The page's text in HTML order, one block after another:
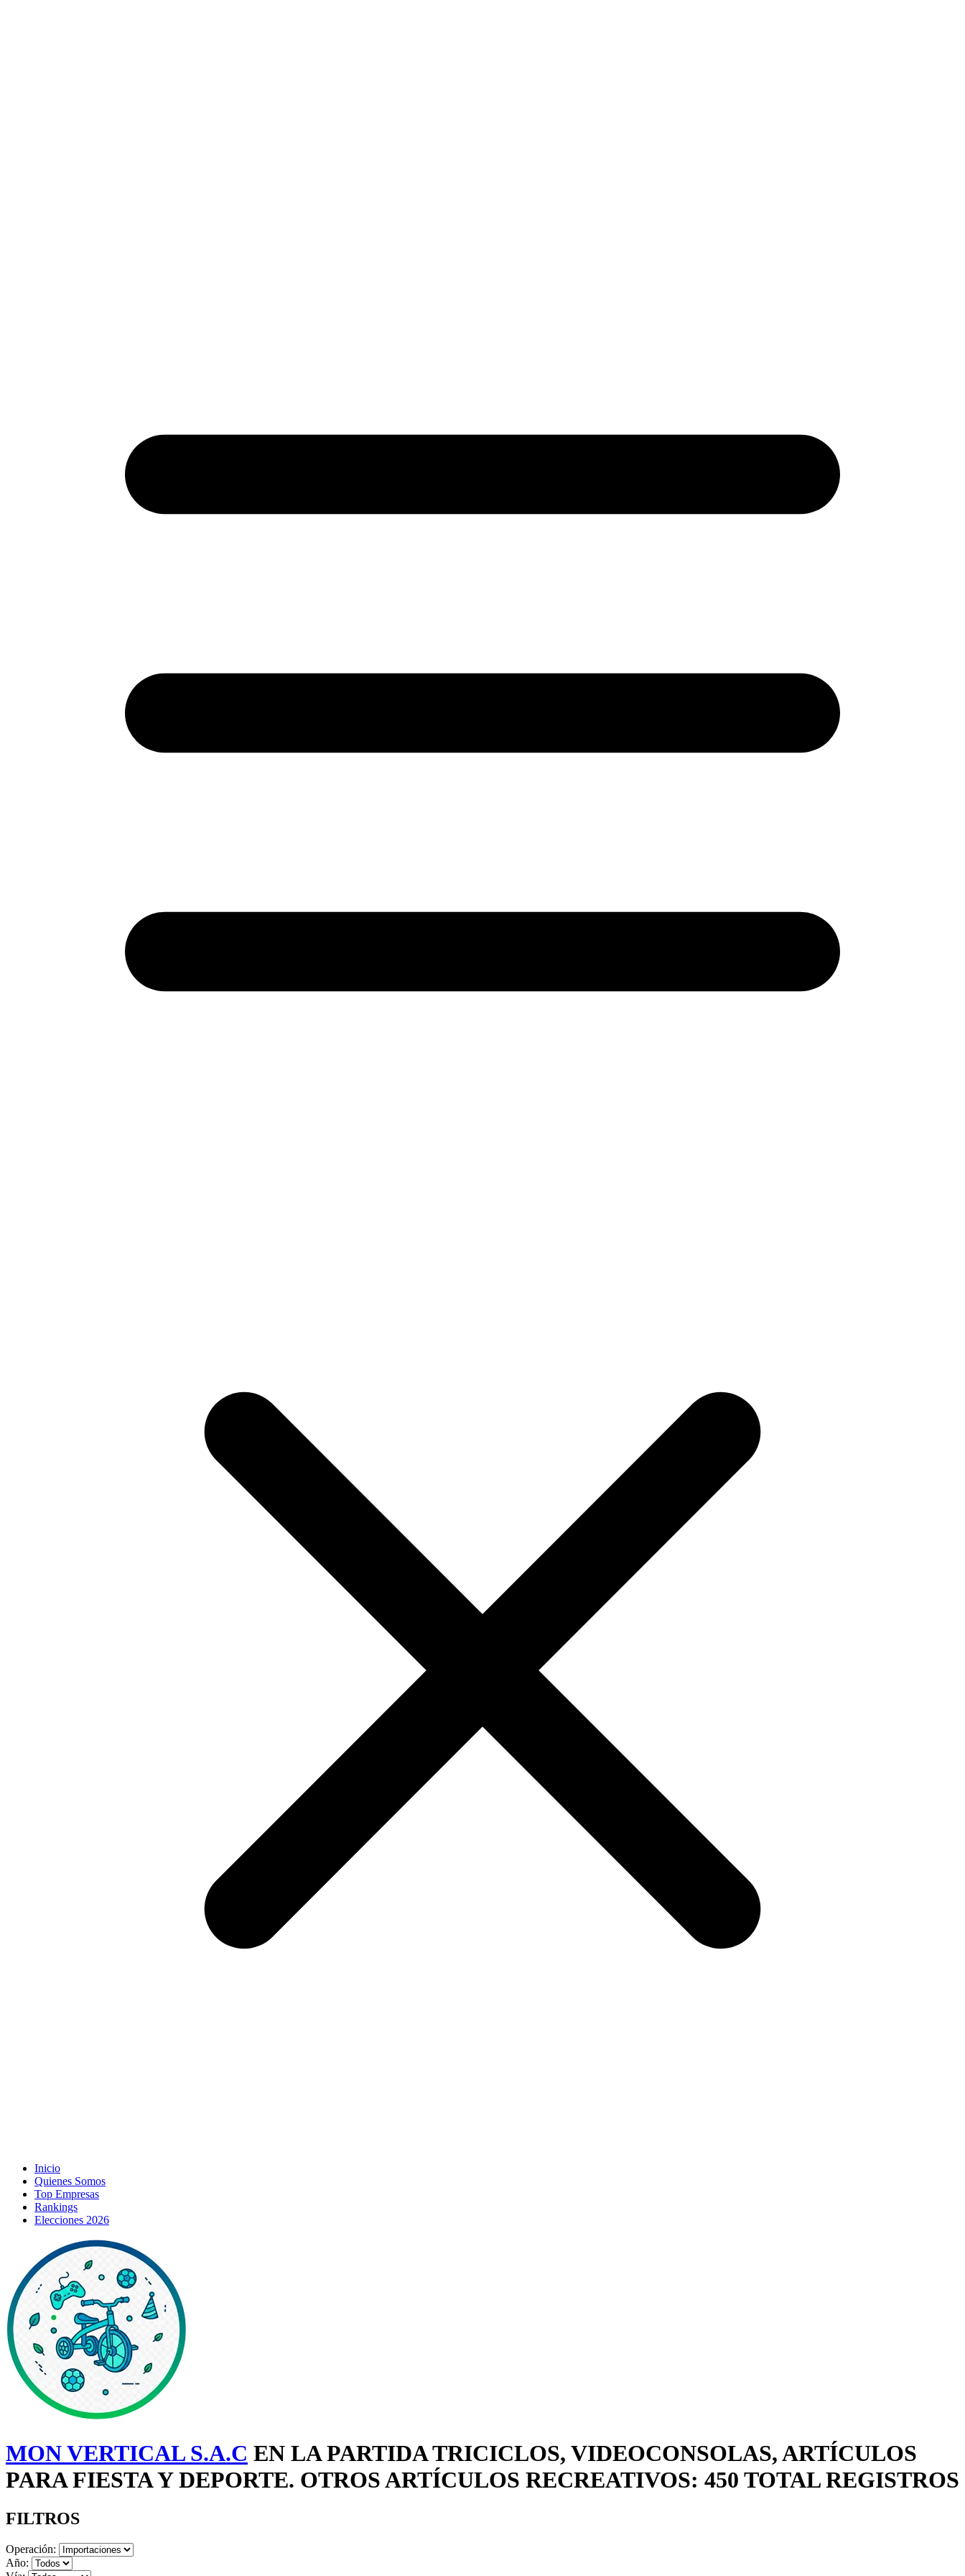
Inicio
Quienes Somos
Top Empresas
Rankings
Elecciones 2026
MON VERTICAL S.A.C EN LA PARTIDA TRICICLOS, VIDEOCONSOLAS, ARTÍCULOS
PARA FIESTA Y DEPORTE. OTROS ARTÍCULOS RECREATIVOS: 450 TOTAL REGISTROS
FILTROS
Operación:
Año: